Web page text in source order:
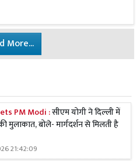
More...
PM Modi :सीएम योगी ने दिल्ली में
मुलाकात, बोले- मार्गदर्शन से मिलती है
21:42:09